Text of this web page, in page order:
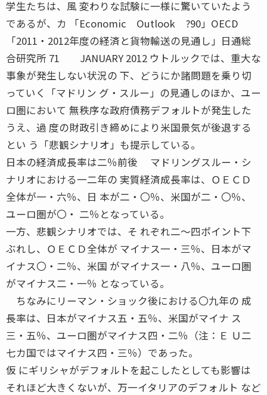
学生たちは、風 変わりな試験に一様に驚いていたよう
であるが、カ 「Economic Outlook ?90」OECD
「2011・2012年度の経済と貨物輸送の見通し」日通総
合研究所 71 JANUARY 2012 ウトルックでは、重大な
事象が発生しない状況の 下、どうにか諸問題を乗り切
っていく「マドリン グ・スルー」の見通しのほか、ユー
ロ圏において 無秩序な政府債務デフォルトが発生した
うえ、過 度の財政引き締めにより米国景気が後退する
とい う「悲観シナリオ」も提示している。
日本の経済成長率は二％前後 マドリングスルー・シ
ナリオにおける一二年の 実質経済成長率は、ＯＥＣＤ
全体が一・六％、日 本が二・〇％、米国が二・〇％、
ユーロ圏が〇・ 二％となっている。
一方、悲観シナリオでは、そ れぞれ二〜四ポイント下
ぶれし、ＯＥＣＤ全体が マイナス一・三％、日本がマ
イナス〇・二％、米国 がマイナス一・八％、ユーロ圏
がマイナス二・一％ となっている。
ちなみにリーマン・ショック後における〇九年の 成
長率は、日本がマイナス五・五％、米国がマイナ ス
三・五％、ユーロ圏がマイナス四・二％（注：Ｅ Ｕ二
七カ国ではマイナス四・三％）であった。
仮 にギリシャがデフォルトを起こしたとしても影響は
それほど大きくないが、万一イタリアのデフォルト など